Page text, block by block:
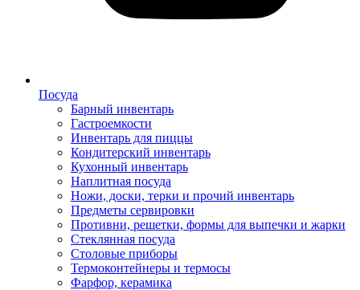
Посуда
Барный инвентарь
Гастроемкости
Инвентарь для пиццы
Кондитерский инвентарь
Кухонный инвентарь
Наплитная посуда
Ножи, доски, терки и прочий инвентарь
Предметы сервировки
Противни, решетки, формы для выпечки и жарки
Стеклянная посуда
Столовые приборы
Термоконтейнеры и термосы
Фарфор, керамика